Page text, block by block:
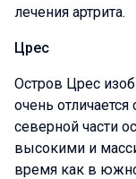
лечения артрита.
Црес
Остров Црес
очень
северной части
высокими и
время как в